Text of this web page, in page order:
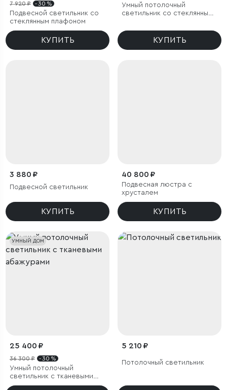
7 920 ₽ - 30 %
Подвесной светильник со
стеклянным плафоном
КУПИТЬ
Умный потолочный
светильник со стеклянными
КУПИТЬ
3 880 ₽
Подвесной светильник
КУПИТЬ
40 800 ₽
Подвесная люстра с
хрусталем
КУПИТЬ
УМНЫЙ ДОМ
25 400 ₽
36 300 ₽ - 30 %
Умный потолочный
светильник с тканевыми
абажурами
5 210 ₽
Потолочный светильник